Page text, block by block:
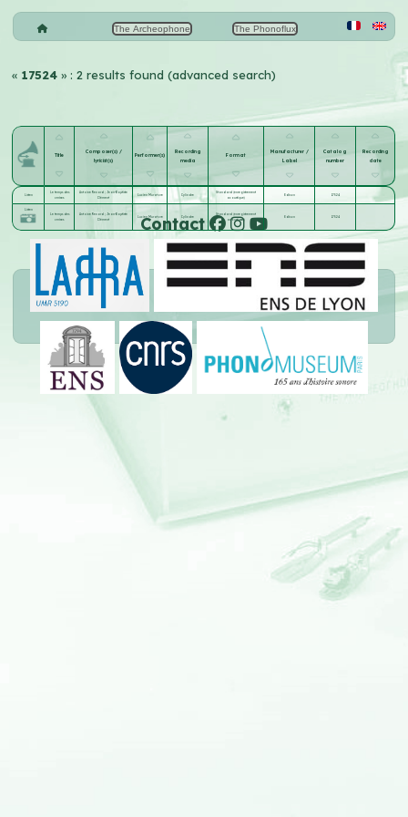
The Archeophone The Phonoflux
« 17524» : 2 results found (advanced search)
Title
Composer(s) /
lyricist(s)
Performer(s)
Recording
media
Format
Manufacturer /
Label
Catalog
number
Recording
date
Listen
Le temps des
cerises
Antoine Renard; Jean-Baptiste
Clément
Lucien Muratore Cylindre
Standard (enregistrement
acoustique)
Edison 17524
Listen
Le temps des
cerises
Antoine Renard; Jean-Baptiste
Clément
Lucien Muratore Cylindre
Standard (enregistrement
acoustique)
Edison 17524
Contact